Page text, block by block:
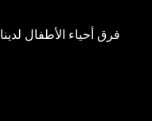
فرق أحياء الأطفال لدينا